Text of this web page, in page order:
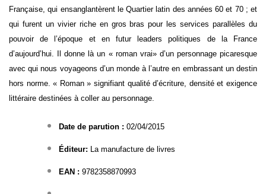
Française, qui ensanglantèrent le Quartier latin des années 60 et 70 ; et
qui furent un vivier riche en gros bras pour les services parallèles du
pouvoir de l’époque et en futur leaders politiques de la France
d’aujourd’hui. Il donne là un « roman vrai» d’un personnage picaresque
avec qui nous voyageons d’un monde à l’autre en embrassant un destin
hors norme. « Roman » signifiant qualité d’écriture, densité et exigence
littéraire destinées à coller au personnage.
Date de parution : 02/04/2015
Éditeur: La manufacture de livres
EAN : 9782358870993